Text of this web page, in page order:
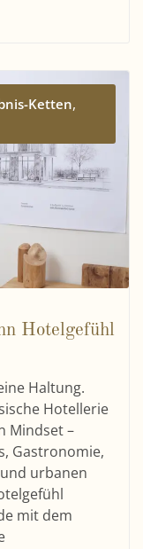
Ketten,
Hotelgefühl
Haltung.
Hotellerie
Mindset –
Gastronomie,
urbanen
mit dem